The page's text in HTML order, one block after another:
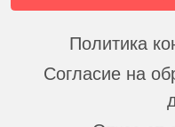
Политика
Согласие на